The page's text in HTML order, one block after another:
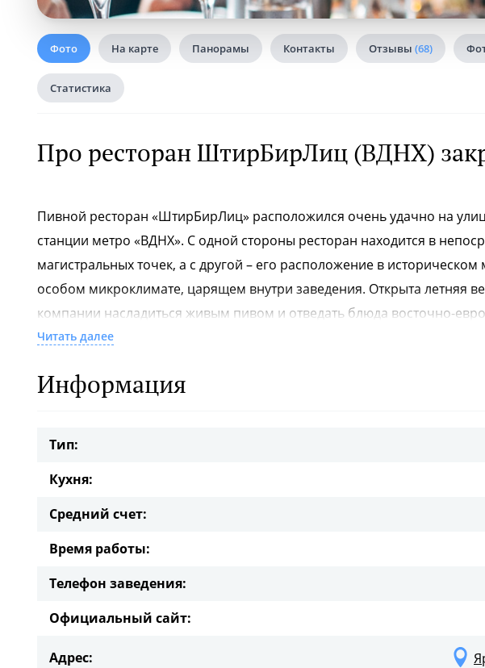
Фото На карте Панорамы Контакты Отзывы (68)
Статистика
Про ресторан ШтирБирЛиц (ВДНХ)
Пивной ресторан «ШтирБирЛиц» расположился очень удачно на
станции метро «ВДНХ». С одной стороны ресторан находится в
магистральных точек, а с другой – его расположение в историческом
особом микроклимате, царящем внутри заведения. Открыта летняя
компании насладиться живым пивом и отведать блюда восточно-
традиционным рецептам, а также изысканные блюда от шеф-повара.
ресторана «ШтирБирЛиц» на ВДНХ заключается в том, что смотреть
можете непосредственно со своих мест. Удобное расположение
Читать далее
Информация
Тип:
Кухня:
Средний счет:
Время работы:
Телефон заведения:
Официальный сайт:
Адрес: